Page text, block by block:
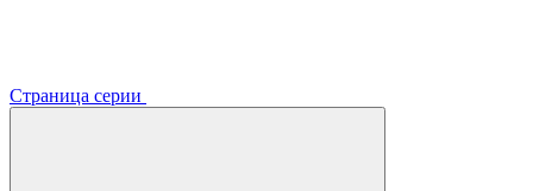
Страница серии